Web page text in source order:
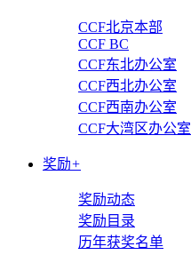
CCF北京本部
CCF BC
CCF东北办公室
CCF西北办公室
CCF西南办公室
CCF大湾区办公室
奖励+
奖励动态
奖励目录
历年获奖名单